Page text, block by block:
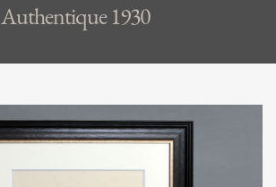
Authentique 1930